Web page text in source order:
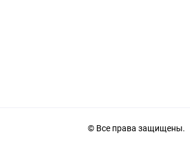
© Все права защищены.